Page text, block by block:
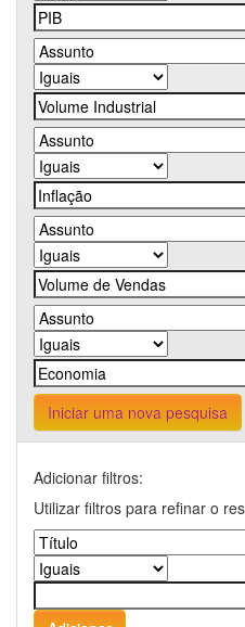
Iniciar uma nova pesquisa
Adicionar filtros:
Utilizar filtros para refinar o